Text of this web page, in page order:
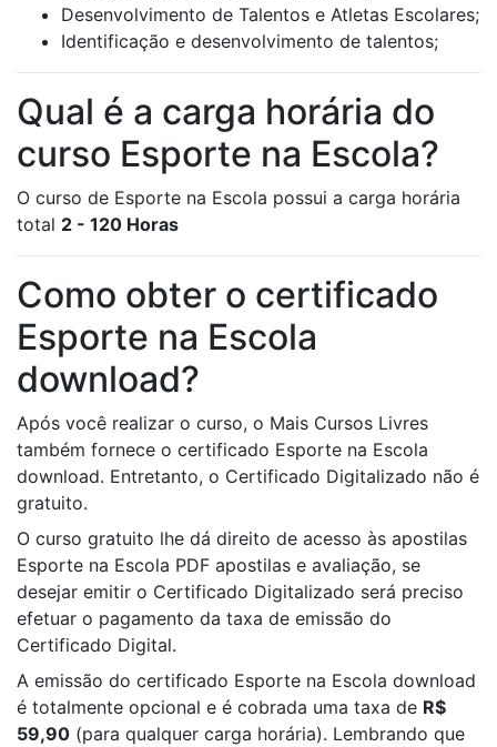
Desenvolvimento de Talentos e Atletas Escolares;
Identificação e desenvolvimento de talentos;
Qual é a carga horária do
curso Esporte na Escola?
O curso de Esporte na Escola possui a carga horária
total 2 - 120 Horas
Como obter o certificado
Esporte na Escola
download?
Após você realizar o curso, o Mais Cursos Livres
também fornece o certificado Esporte na Escola
download. Entretanto, o Certificado Digitalizado não é
gratuito.
O curso gratuito lhe dá direito de acesso às apostilas
Esporte na Escola PDF apostilas e avaliação, se
desejar emitir o Certificado Digitalizado será preciso
efetuar o pagamento da taxa de emissão do
Certificado Digital.
A emissão do certificado Esporte na Escola download
é totalmente opcional e é cobrada uma taxa de R$
59,90 (para qualquer carga horária). Lembrando que